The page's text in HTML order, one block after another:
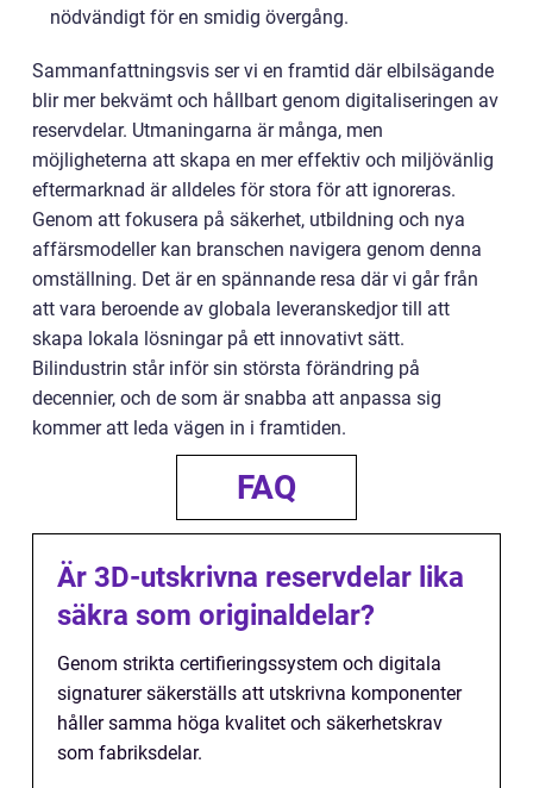
nödvändigt för en smidig övergång.
Sammanfattningsvis ser vi en framtid där elbilsägande
blir mer bekvämt och hållbart genom digitaliseringen av
reservdelar. Utmaningarna är många, men
möjligheterna att skapa en mer effektiv och miljövänlig
eftermarknad är alldeles för stora för att ignoreras.
Genom att fokusera på säkerhet, utbildning och nya
affärsmodeller kan branschen navigera genom denna
omställning. Det är en spännande resa där vi går från
att vara beroende av globala leveranskedjor till att
skapa lokala lösningar på ett innovativt sätt.
Bilindustrin står inför sin största förändring på
decennier, och de som är snabba att anpassa sig
kommer att leda vägen in i framtiden.
FAQ
Är 3D-utskrivna reservdelar lika
säkra som originaldelar?
Genom strikta certifieringssystem och digitala
signaturer säkerställs att utskrivna komponenter
håller samma höga kvalitet och säkerhetskrav
som fabriksdelar.